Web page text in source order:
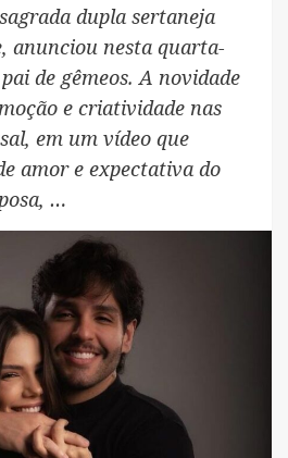
dupla sertaneja
anunciou nesta quarta-
de gêmeos. A novidade
e criatividade nas
em um vídeo que
amor e expectativa do
…